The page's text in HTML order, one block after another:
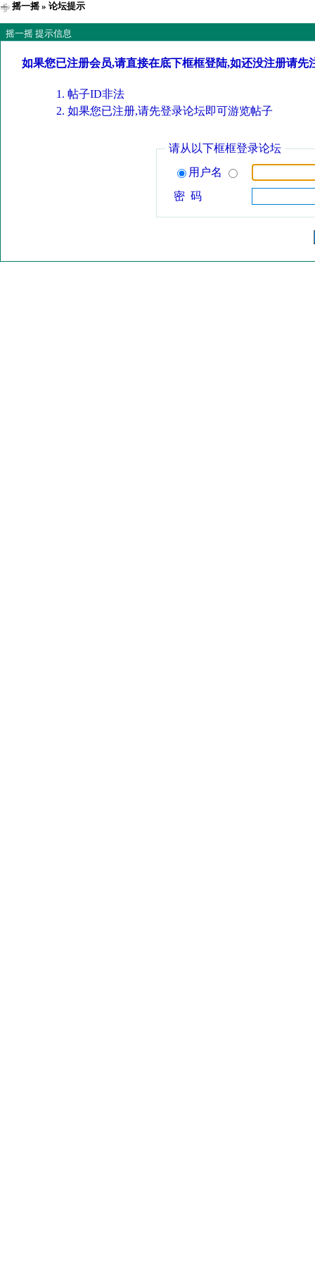
摇一摇» 论坛提示
摇一摇 提示信息
如果您已注册会员,请直接在底下框框登陆,如还没注册请先
帖子ID非法
如果您已注册,请先登录论坛即可游览帖子
请从以下框框登录论坛
用户名
密 码